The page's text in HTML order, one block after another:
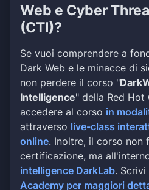
Web e Cyber
(CTI)?
Se vuoi comprendere a
Dark Web e le minacce di
non perdere il corso "
Intelligence" della Red Hot
accedere al corso in
attraverso live-class
online. Inoltre, il corso non
certificazione, ma
intelligence DarkLab. Scrivi
Academy per maggiori